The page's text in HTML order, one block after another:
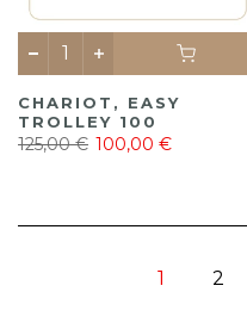
CHARIOT, EASY
TROLLEY 100
125,00 € 100,00 €
1 2